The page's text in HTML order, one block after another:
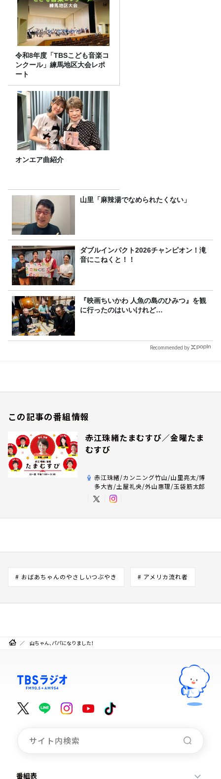
令和8年度「TBSこども音楽コ
ンクール」練馬地区大会レポ
ート
オンエア曲紹介
山里「麻辣湯でなめられたくない」
ダブルインパクト2026チャンピオン！滝
音にこねくと！！
『映画ちいかわ 人魚の島のひみつ』を観
に行ったのはいいけれど…
Recommended by
この記事の番組情報
赤江珠緒たまむすび／金曜たま
むすび
赤江珠緒/カンニング竹山/山里亮太/博
多大吉/土屋礼央/外山惠理/玉袋筋太郎
# おばあちゃんのやさしいつぶやき # アメリカ流れ者
山ちゃん、パパになりました！
番組表